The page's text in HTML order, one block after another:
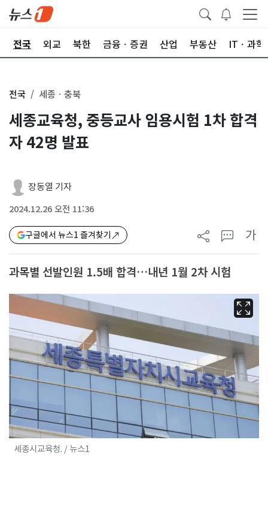
전국 외교 북한 금융ㆍ증권 산업 부동산 ITㆍ과학
전국 세종ㆍ충북
세종교육청, 중등교사 임용시험 1차 합격
자 42명 발표
장동열 기자
2024.12.26 오전 11:36
구글에서 뉴스1 즐겨찾기 가
과목별 선발인원 1.5배 합격…내년 1월 2차 시험
세종시교육청. / 뉴스1